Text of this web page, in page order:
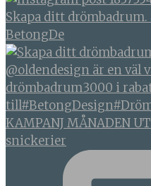
Skapa ditt
BetongDe
KAMPANJ MÅNADEN
snickerier